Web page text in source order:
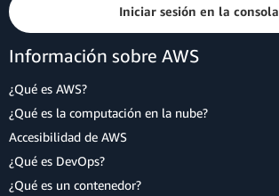
Iniciar sesión en la consola
Información sobre AWS
¿Qué es AWS?
¿Qué es la computación en la nube?
Accesibilidad de AWS
¿Qué es DevOps?
¿Qué es un contenedor?